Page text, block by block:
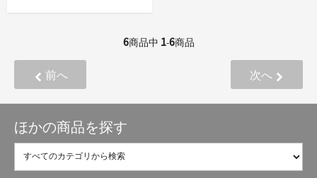
6商品中 1-6商品
前へ 次へ
ほかの商品を探す